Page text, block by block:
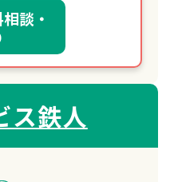
談・
ス鉄人